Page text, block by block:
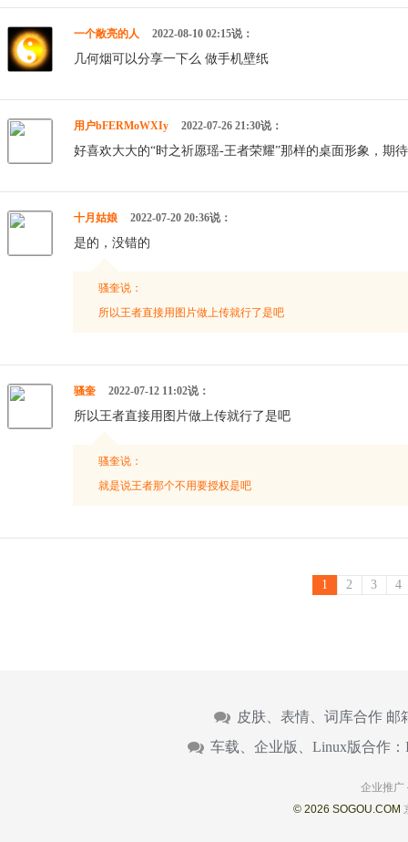
一个敞亮的人 2022-08-10 02:15说：
几何烟可以分享一下么 做手机壁纸
用户bFERMoWXIy 2022-07-26 21:30说：
好喜欢大大的“时之祈愿瑶-王者荣耀”那样的桌面形象，期
十月姑娘 2022-07-20 20:36说：
是的，没错的
骚奎说：
所以王者直接用图片做上传就行了是吧
骚奎 2022-07-12 11:02说：
所以王者直接用图片做上传就行了是吧
骚奎说：
就是说王者那个不用要授权是吧
1 2 3 4
皮肤、表情、词库合作 邮
车载、企业版、Linux版合作：
企业推广
© 2026 SOGOU.COM